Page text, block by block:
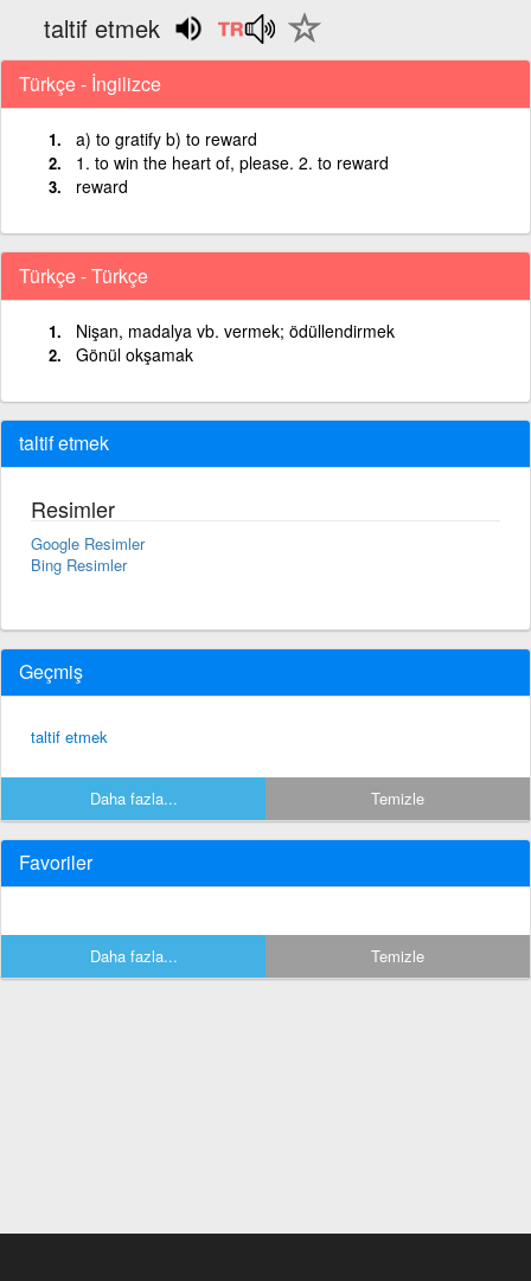
taltif etmek
Türkçe - İngilizce
a) to gratify b) to reward
1. to win the heart of, please. 2. to reward
reward
Türkçe - Türkçe
Nişan, madalya vb. vermek; ödüllendirmek
Gönül okşamak
taltif etmek
Resimler
Google Resimler
Bing Resimler
Geçmiş
taltif etmek
Daha fazla... Temizle
Favoriler
Daha fazla... Temizle